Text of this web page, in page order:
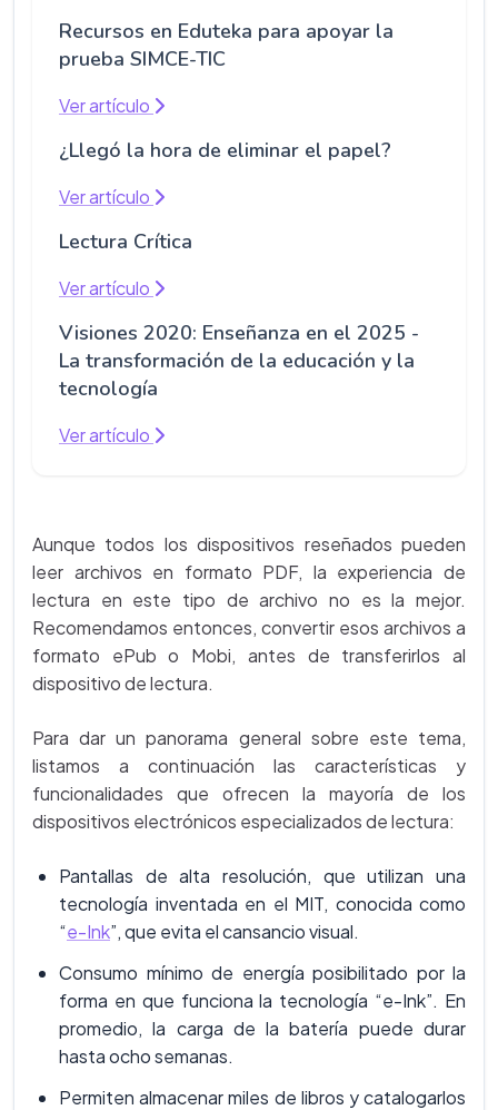
Recursos en Eduteka para apoyar la
prueba SIMCE-TIC
Ver artículo
¿Llegó la hora de eliminar el papel?
Ver artículo
Lectura Crítica
Ver artículo
Visiones 2020: Enseñanza en el 2025 -
La transformación de la educación y la
tecnología
Ver artículo
Aunque todos los dispositivos reseñados pueden
leer archivos en formato PDF, la experiencia de
lectura en este tipo de archivo no es la mejor.
Recomendamos entonces, convertir esos archivos a
formato ePub o Mobi, antes de transferirlos al
dispositivo de lectura.
Para dar un panorama general sobre este tema,
listamos a continuación las características y
funcionalidades que ofrecen la mayoría de los
dispositivos electrónicos especializados de lectura:
Pantallas de alta resolución, que utilizan una
tecnología inventada en el MIT, conocida como
“e-Ink”, que evita el cansancio visual.
Consumo mínimo de energía posibilitado por la
forma en que funciona la tecnología “e-Ink”. En
promedio, la carga de la batería puede durar
hasta ocho semanas.
Permiten almacenar miles de libros y catalogarlos